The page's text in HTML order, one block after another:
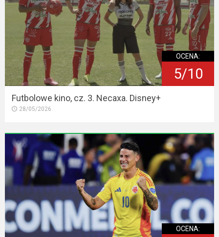
OCENA:
5/10
Futbolowe kino, cz. 3. Necaxa. Disney+
28/05/2026
OCENA: